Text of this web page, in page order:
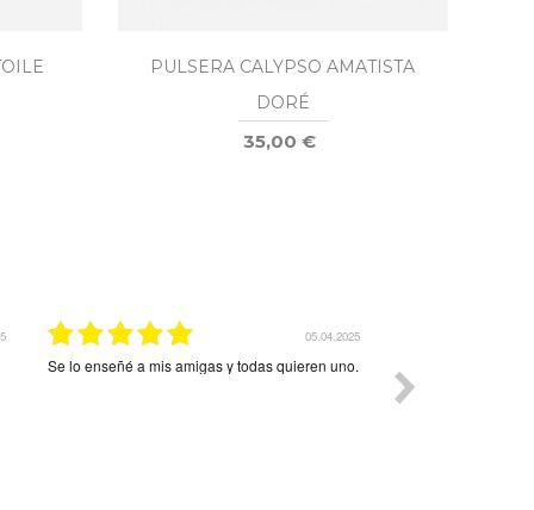
PULSERA CALYPSO AMATISTA
DORÉ
35,00 €
05.04.2025
Lo pedí para el Día de la Madre y fue todo un